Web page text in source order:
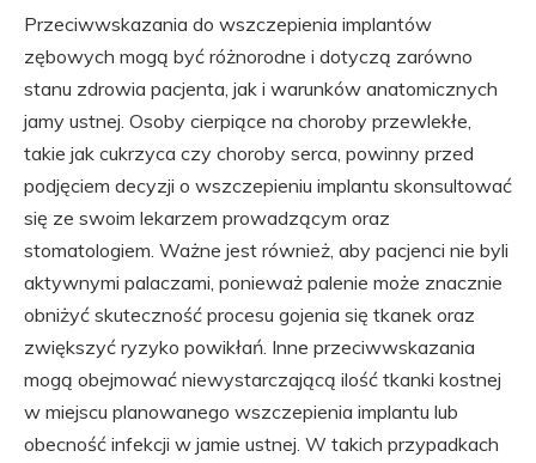
Przeciwwskazania do wszczepienia implantów
zębowych mogą być różnorodne i dotyczą zarówno
stanu zdrowia pacjenta, jak i warunków anatomicznych
jamy ustnej. Osoby cierpiące na choroby przewlekłe,
takie jak cukrzyca czy choroby serca, powinny przed
podjęciem decyzji o wszczepieniu implantu skonsultować
się ze swoim lekarzem prowadzącym oraz
stomatologiem. Ważne jest również, aby pacjenci nie byli
aktywnymi palaczami, ponieważ palenie może znacznie
obniżyć skuteczność procesu gojenia się tkanek oraz
zwiększyć ryzyko powikłań. Inne przeciwwskazania
mogą obejmować niewystarczającą ilość tkanki kostnej
w miejscu planowanego wszczepienia implantu lub
obecność infekcji w jamie ustnej. W takich przypadkach